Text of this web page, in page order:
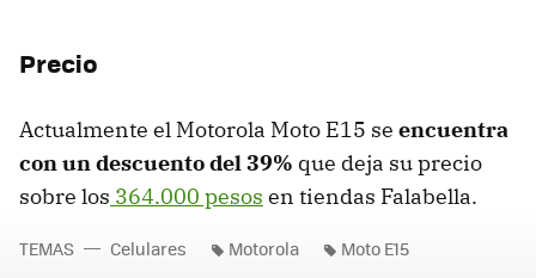
Precio
Actualmente el Motorola Moto E15 se encuentra
con un descuento del 39% que deja su precio
sobre los 364.000 pesos en tiendas Falabella.
TEMAS Celulares Motorola Moto E15